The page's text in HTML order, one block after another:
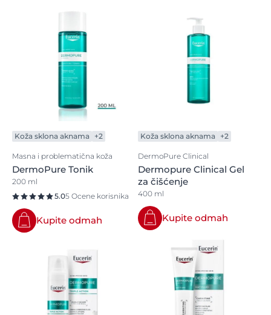
Koža sklona aknama +2
Masna i problematična koža
DermoPure Tonik
200 ml
5.05 Ocene korisnika
Kupite odmah
Koža sklona aknama +2
DermoPure Clinical
Dermopure Clinical Gel
za čišćenje
400 ml
Kupite odmah